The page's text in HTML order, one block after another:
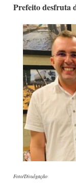
Prefeito desfruta
Foto/Divulgação